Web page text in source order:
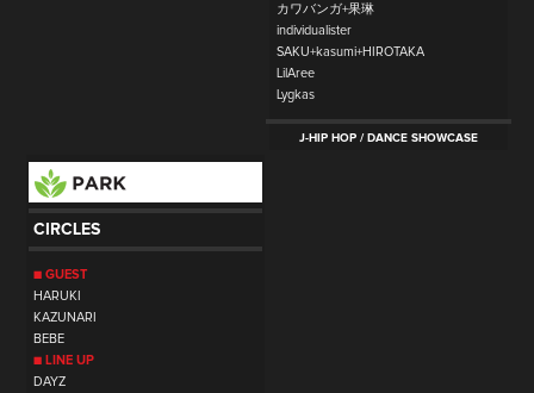
カワバンガ+果琳
individualister
SAKU+kasumi+HIROTAKA
LilAree
Lygkas
J-HIP HOP / DANCE SHOWCASE
CIRCLES
■ GUEST
HARUKI
KAZUNARI
BEBE
■ LINE UP
DAYZ